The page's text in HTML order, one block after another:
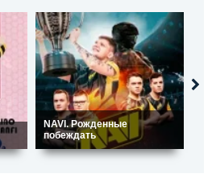
NAVI. Рожденные
побеждать